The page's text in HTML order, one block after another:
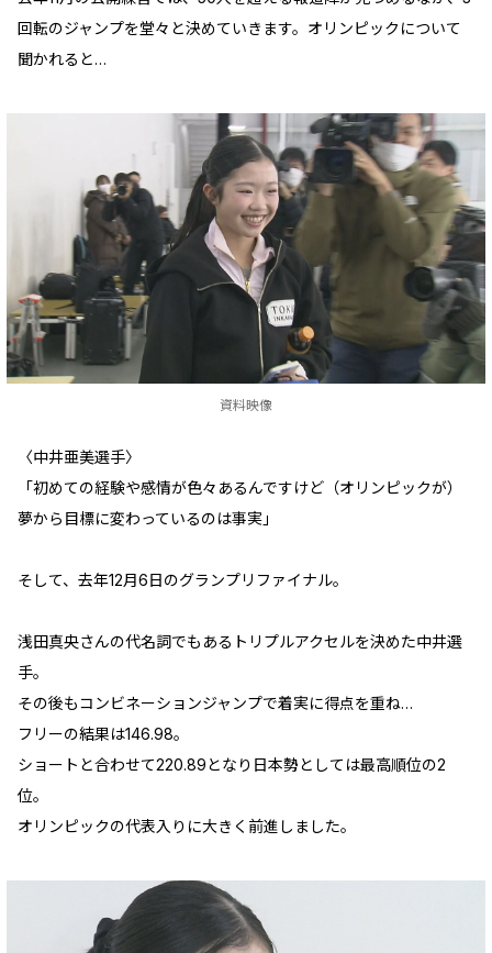
回転のジャンプを堂々と決めていきます。オリンピックについて
聞かれると…
資料映像
〈中井亜美選手〉
「初めての経験や感情が色々あるんですけど（オリンピックが）
夢から目標に変わっているのは事実」
そして、去年12月6日のグランプリファイナル。
浅田真央さんの代名詞でもあるトリプルアクセルを決めた中井選
手。
その後もコンビネーションジャンプで着実に得点を重ね…
フリーの結果は146.98。
ショートと合わせて220.89となり日本勢としては最高順位の2
位。
オリンピックの代表入りに大きく前進しました。